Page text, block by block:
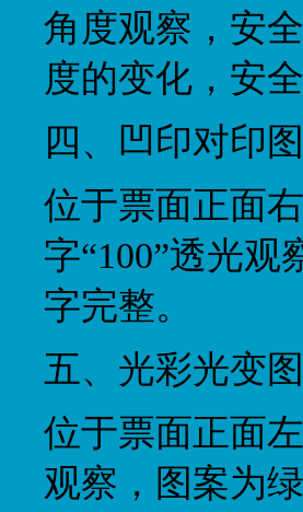
角度观察，安
度的变化，安
四、凹印对印
位于票面正面
字“100”透光
字完整。
五、光彩光变
位于票面正面
观察，图案为